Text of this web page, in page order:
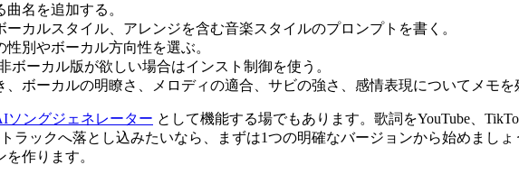
名を追加する。
カルスタイル、アレンジを含む音楽スタイルのプロンプトを書く。
別やボーカル方向性を選ぶ。
ボーカル版が欲しい場合はインスト制御を使う。
ボーカルの明瞭さ、メロディの適合、サビの強さ、感情表現についてメモを
ソングジェネレーター として機能する場でもあります。歌詞をYouTube、
ラックへ落とし込みたいなら、まずは1つの明確なバージョンから始めまし
作ります。